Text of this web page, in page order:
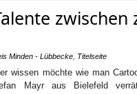
zwischen
Minden - Lübbecke Titelseite
wissen möchte wie man
Mayr aus Bielefeld